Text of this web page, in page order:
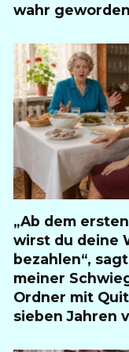
wahr
„Ab dem
wirst du deine
bezahlen“,
meiner
Ordner mit
sieben Jahren